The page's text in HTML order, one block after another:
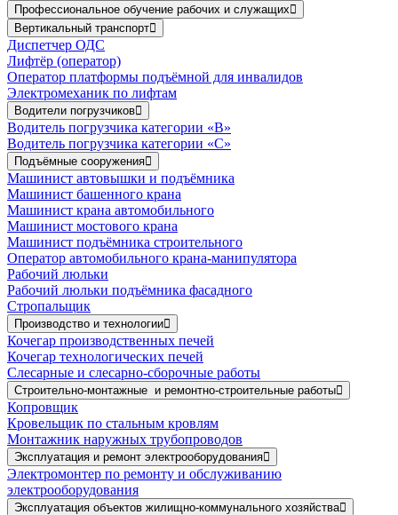
Профессиональное обучение рабочих и служащих
Вертикальный транспорт
Диспетчер ОДС
Лифтёр (оператор)
Оператор платформы подъёмной для инвалидов
Электромеханик по лифтам
Водители погрузчиков
Водитель погрузчика категории «B»
Водитель погрузчика категории «С»
Подъёмные сооружения
Машинист автовышки и подъёмника
Машинист башенного крана
Машинист крана автомобильного
Машинист мостового крана
Машинист подъёмника строительного
Оператор автомобильного крана-манипулятора
Рабочий люльки
Рабочий люльки подъёмника фасадного
Стропальщик
Производство и технологии
Кочегар производственных печей
Кочегар технологических печей
Слесарные и слесарно-сборочные работы
Строительно-монтажные и ремонтно-строительные работы
Копровщик
Кровельщик по стальным кровлям
Монтажник наружных трубопроводов
Эксплуатация и ремонт электрооборудования
Электромонтер по ремонту и обслуживанию
электрооборудования
Эксплуатация объектов жилищно-коммунального хозяйства